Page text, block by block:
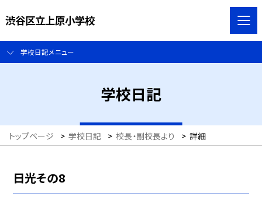
渋谷区立上原小学校
学校日記メニュー
学校日記
トップページ > 学校日記 > 校長・副校長より > 詳細
日光その8